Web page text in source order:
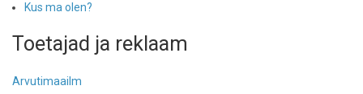
Kus ma olen?
Toetajad ja reklaam
Arvutimaailm